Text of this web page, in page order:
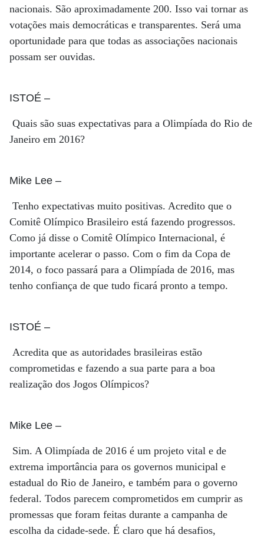
nacionais. São aproximadamente 200. Isso vai tornar as
votações mais democráticas e transparentes. Será uma
oportunidade para que todas as associações nacionais
possam ser ouvidas.
ISTOÉ –
Quais são suas expectativas para a Olimpíada do Rio de
Janeiro em 2016?
Mike Lee –
Tenho expectativas muito positivas. Acredito que o
Comitê Olímpico Brasileiro está fazendo progressos.
Como já disse o Comitê Olímpico Internacional, é
importante acelerar o passo. Com o fim da Copa de
2014, o foco passará para a Olimpíada de 2016, mas
tenho confiança de que tudo ficará pronto a tempo.
ISTOÉ –
Acredita que as autoridades brasileiras estão
comprometidas e fazendo a sua parte para a boa
realização dos Jogos Olímpicos?
Mike Lee –
Sim. A Olimpíada de 2016 é um projeto vital e de
extrema importância para os governos municipal e
estadual do Rio de Janeiro, e também para o governo
federal. Todos parecem comprometidos em cumprir as
promessas que foram feitas durante a campanha de
escolha da cidade-sede. É claro que há desafios,